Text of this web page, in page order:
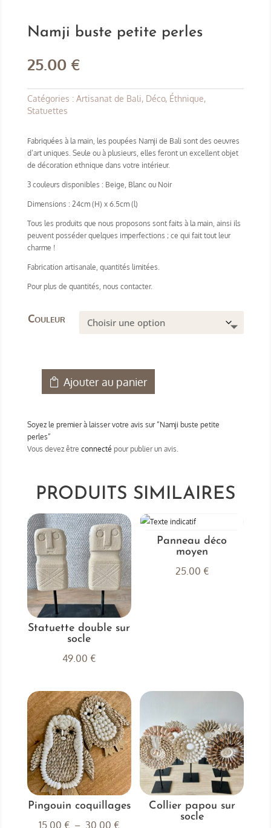
Namji buste petite perles
25.00 €
Catégories : Artisanat de Bali, Déco, Éthnique,
Statuettes
Fabriquées à la main, les poupées Namji de Bali sont des oeuvres
d’art uniques. Seule ou à plusieurs, elles feront un excellent objet
de décoration ethnique dans votre intérieur.
3 couleurs disponibles : Beige, Blanc ou Noir
Dimensions : 24cm (H) x 6.5cm (l)
Tous les produits que nous proposons sont faits à la main, ainsi ils
peuvent posséder quelques imperfections ; ce qui fait tout leur
charme !
Fabrication artisanale, quantités limitées.
Pour plus de quantités, nous contacter.
Couleur
quantité
buste
petite
Ajouter au panier
Soyez le premier à laisser votre avis sur “Namji buste petite
perles”
Vous devez être connecté pour publier un avis.
PRODUITS SIMILAIRES
Statuette double sur
socle
49.00 €
Panneau déco
moyen
25.00 €
Pingouin coquillages
15.00 € – 30.00 €Plage
Collier papou sur
socle